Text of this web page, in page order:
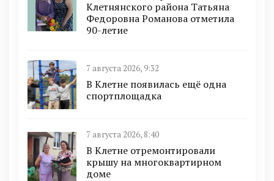
Клетнянского района Татьяна
Федоровна Романова отметила
90-летие
7 августа 2026, 9:32
В Клетне появилась ещё одна
спортплощадка
7 августа 2026, 8:40
В Клетне отремонтировали
крышу на многоквартирном
доме